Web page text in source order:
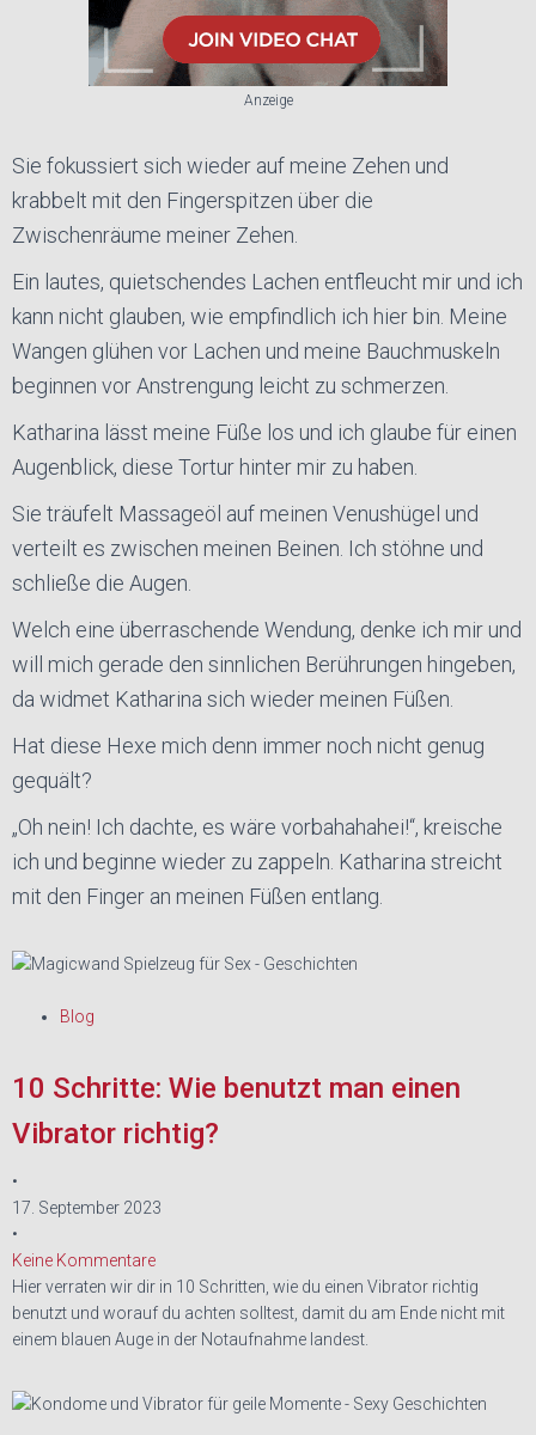
Anzeige
Sie fokussiert sich wieder auf meine Zehen und
krabbelt mit den Fingerspitzen über die
Zwischenräume meiner Zehen.
Ein lautes, quietschendes Lachen entfleucht mir und ich
kann nicht glauben, wie empfindlich ich hier bin. Meine
Wangen glühen vor Lachen und meine Bauchmuskeln
beginnen vor Anstrengung leicht zu schmerzen.
Katharina lässt meine Füße los und ich glaube für einen
Augenblick, diese Tortur hinter mir zu haben.
Sie träufelt Massageöl auf meinen Venushügel und
verteilt es zwischen meinen Beinen. Ich stöhne und
schließe die Augen.
Welch eine überraschende Wendung, denke ich mir und
will mich gerade den sinnlichen Berührungen hingeben,
da widmet Katharina sich wieder meinen Füßen.
Hat diese Hexe mich denn immer noch nicht genug
gequält?
„Oh nein! Ich dachte, es wäre vorbahahahei!“, kreische
ich und beginne wieder zu zappeln. Katharina streicht
mit den Finger an meinen Füßen entlang.
Blog
10 Schritte: Wie benutzt man einen
Vibrator richtig?
•
17. September 2023
•
Keine Kommentare
Hier verraten wir dir in 10 Schritten, wie du einen Vibrator richtig
benutzt und worauf du achten solltest, damit du am Ende nicht mit
einem blauen Auge in der Notaufnahme landest.